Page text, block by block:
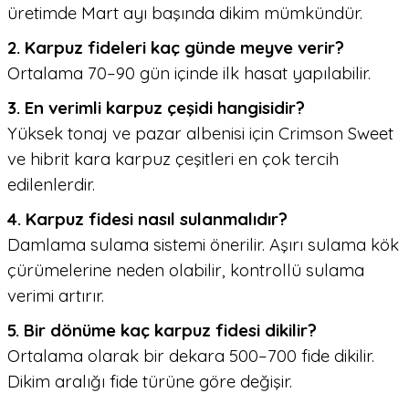
üretimde Mart ayı başında dikim mümkündür.
2. Karpuz fideleri kaç günde meyve verir?
Ortalama 70–90 gün içinde ilk hasat yapılabilir.
3. En verimli karpuz çeşidi hangisidir?
Yüksek tonaj ve pazar albenisi için Crimson Sweet
ve hibrit kara karpuz çeşitleri en çok tercih
edilenlerdir.
4. Karpuz fidesi nasıl sulanmalıdır?
Damlama sulama sistemi önerilir. Aşırı sulama kök
çürümelerine neden olabilir, kontrollü sulama
verimi artırır.
5. Bir dönüme kaç karpuz fidesi dikilir?
Ortalama olarak bir dekara 500–700 fide dikilir.
Dikim aralığı fide türüne göre değişir.